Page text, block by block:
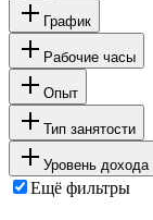
График
Рабочие часы
Опыт
Тип занятости
Уровень дохода
Ещё фильтры